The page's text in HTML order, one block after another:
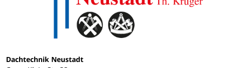
Dachtechnik Neustadt